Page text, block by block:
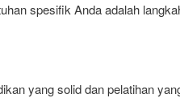
spesifik Anda adalah
yang solid dan pelatihan